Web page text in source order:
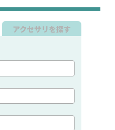
アクセサリを探す